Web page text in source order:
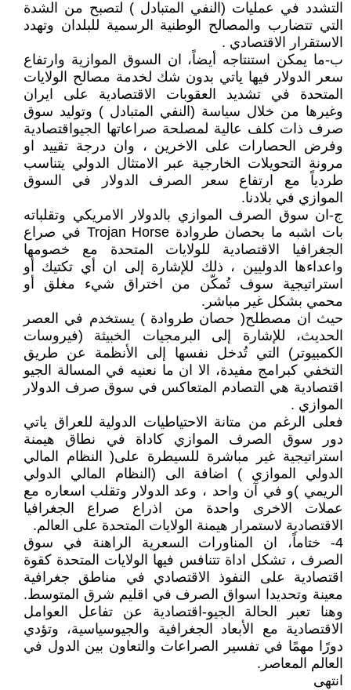
التشدد في عمليات (النفي المتبادل ) لتصبح من الشدة
التي تتضارب والمصالح الوطنية الرسمية للبلدان وتهدد
الاستقرار الاقتصادي .
ب-ما يمكن استنتاجه أيضاً، ان السوق الموازية وارتفاع
سعر الدولار فيها ياتي بدون شك لخدمة مصالح الولايات
المتحدة في تشديد العقوبات الاقتصادية على ايران
وغيرها من خلال سياسة (النفي المتبادل ) وتوليد سوق
صرف ذات كلف عالية لمصلحة صراعاتها الجيواقتصادية
وفرض الحصارات على الاخرين ، وان درجة تقييد او
مرونة التحويلات الخارجية عبر الامتثال الدولي يتناسب
طردياً مع ارتفاع سعر الصرف الدولار في السوق
الموازي في بلادنا.
ج-ان سوق الصرف الموازي بالدولار الامريكي وتقلباته
بات اشبه ما بحصان طروادة Trojan Horse في صراع
الجغرافيا الاقتصادية للولايات المتحدة مع خصومها
واعداءها الدوليين ، ذلك للإشارة إلى ان أي تكتيك أو
استراتيجية سوف تُمكّن من اختراق شيء مغلق أو
محمي بشكل غير مباشر.
حيث ان مصطلح( حصان طروادة ) يستخدم في العصر
الحديث، للإشارة إلى البرمجيات الخبيثة (فيروسات
الكمبيوتر) التي تُدخل نفسها إلى الأنظمة عن طريق
التخفي كبرامج مفيدة، الا ان ما نعنيه في المسالة الجيو
اقتصادية هي التصادم المتعاكس في سوق صرف الدولار
الموازي .
فعلى الرغم من متانة الاحتياطيات الدولية للعراق ياتي
دور سوق الصرف الموازي كاداة في نطاق هيمنة
استراتيجية غير مباشرة للسيطرة على( النظام المالي
الدولي الموازي ) اضافة الى (النظام المالي الدولي
الريمي )و في آن واحد ، وعد الدولار وتقلب اسعاره مع
عملات الاخرى واحدة من اذراع صراع الجغرافيا
الاقتصادية لاستمرار هيمنة الولايات المتحدة على العالم.
4- ختاماً، ان المناورات السعرية الراهنة في سوق
الصرف ، تشكل اداة تتنافس فيها الولايات المتحدة كقوة
اقتصادية على النفوذ الاقتصادي في مناطق جغرافية
معينة وتحديدا اسواق الصرف في اقليم شرق المتوسط.
وهنا تعبر الحالة الجيو-اقتصادية عن تفاعل العوامل
الاقتصادية مع الأبعاد الجغرافية والجيوسياسية، وتؤدي
دورًا مهمًا في تفسير الصراعات والتعاون بين الدول في
العالم المعاصر.
انتهى